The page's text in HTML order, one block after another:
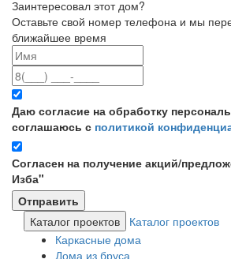
Заинтересовал этот дом?
Оставьте свой номер телефона и мы
ближайшее время
Даю согласие на обработку
соглашаюсь с политикой
Согласен на получение акций/
Изба"
Каталог проектов
Каталог проектов
Каркасные дома
Дома из бруса